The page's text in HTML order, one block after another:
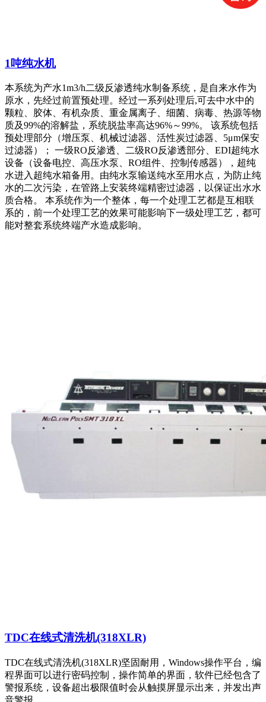
1吨纯水机
本系统为产水1m3/h二级反渗透纯水制备系统，是自来水作为
原水，先经过前置预处理。经过一系列处理后,可去中水中的
颗粒、胶体、有机杂质、重金属离子、细菌、病毒、热源等物
质及99%的溶解盐，系统脱盐率高达96%～99%。 该系统包括
预处理部分（增压泵、机械过滤器、活性炭过滤器、5μm保安
过滤器）； 一级RO反渗透、二级RO反渗透部分、EDI超纯水
设备（设备电控、高压水泵、RO组件、控制传感器），超纯
水进入超纯水箱备用。由纯水泵输送纯水至用水点，为防止纯
水的二次污染，在管路上安装终端精密过滤器，以保证出水水
质合格。 本系统作为一个整体，每一个处理工艺都是互相联
系的，前一个处理工艺的效果可能影响下一级处理工艺，都可
能对整套系统终端产水造成影响。
TDC在线式清洗机(318XLR)
TDC在线式清洗机(318XLR)坚固耐用，Windows操作平台，编
程界面可以进行密码控制，操作简单的界面，软件已经包含了
警报系统，设备超出极限值时会从触摸屏显示出来，并发出声
音警报。